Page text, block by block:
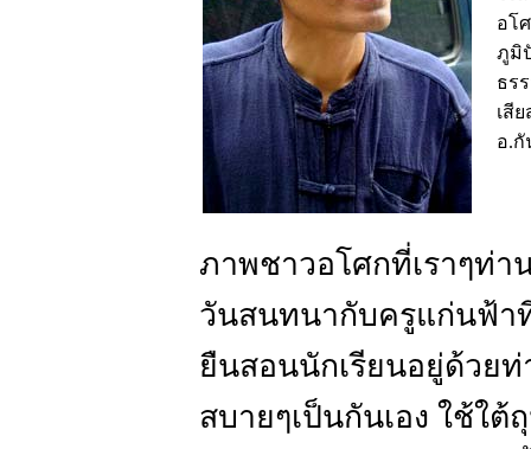
อโ
ภูมิ
ธร
เสี
อ.กั
ภาพชาวอโศกที่เราๆท่
วันสนทนากับครูแก่นฟ้า
ยืนสอนนักเรียนอยู่ด้วย
สบายๆเป็นกันเอง ใช้ใ